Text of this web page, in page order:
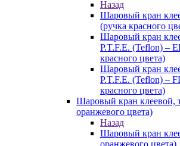
Назад
Шаровый кран
(ручка красного
Шаровый кран
P.T.F.E. (Teflon) –
красного цвета)
Шаровый кран
P.T.F.E. (Teflon) –
красного цвета)
Шаровый кран клеевой,
оранжевого цвета)
Назад
Шаровый кран
оранжевого цвета)